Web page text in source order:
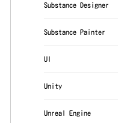
Substance Designer
Substance Painter
UI
Unity
Unreal Engine